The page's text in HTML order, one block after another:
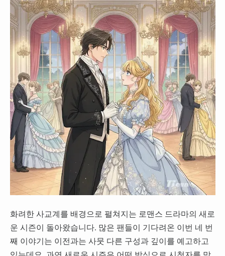
화려한 사교계를 배경으로 펼쳐지는 로맨스 드라마의 새로
운 시즌이 돌아왔습니다. 많은 팬들이 기다려온 이번 네 번
째 이야기는 이전과는 사뭇 다른 구성과 깊이를 예고하고